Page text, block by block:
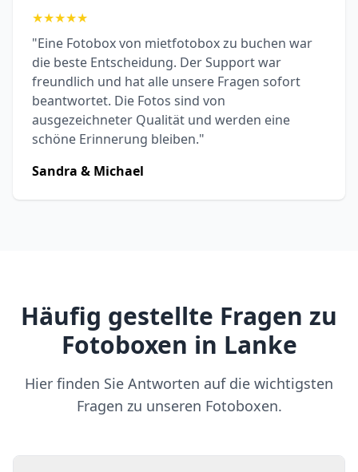
★★★★★
"Eine Fotobox von mietfotobox zu buchen war
die beste Entscheidung. Der Support war
freundlich und hat alle unsere Fragen sofort
beantwortet. Die Fotos sind von
ausgezeichneter Qualität und werden eine
schöne Erinnerung bleiben."
Sandra & Michael
Häufig gestellte Fragen zu
Fotoboxen in Lanke
Hier finden Sie Antworten auf die wichtigsten
Fragen zu unseren Fotoboxen.